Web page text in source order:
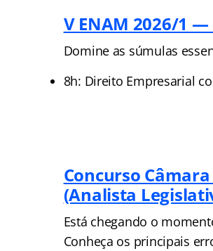
V ENAM 2026/1
Domine as súmulas
8h: Direito Empresarial
Concurso
(Analista
Está chegando o
Conheça os principais